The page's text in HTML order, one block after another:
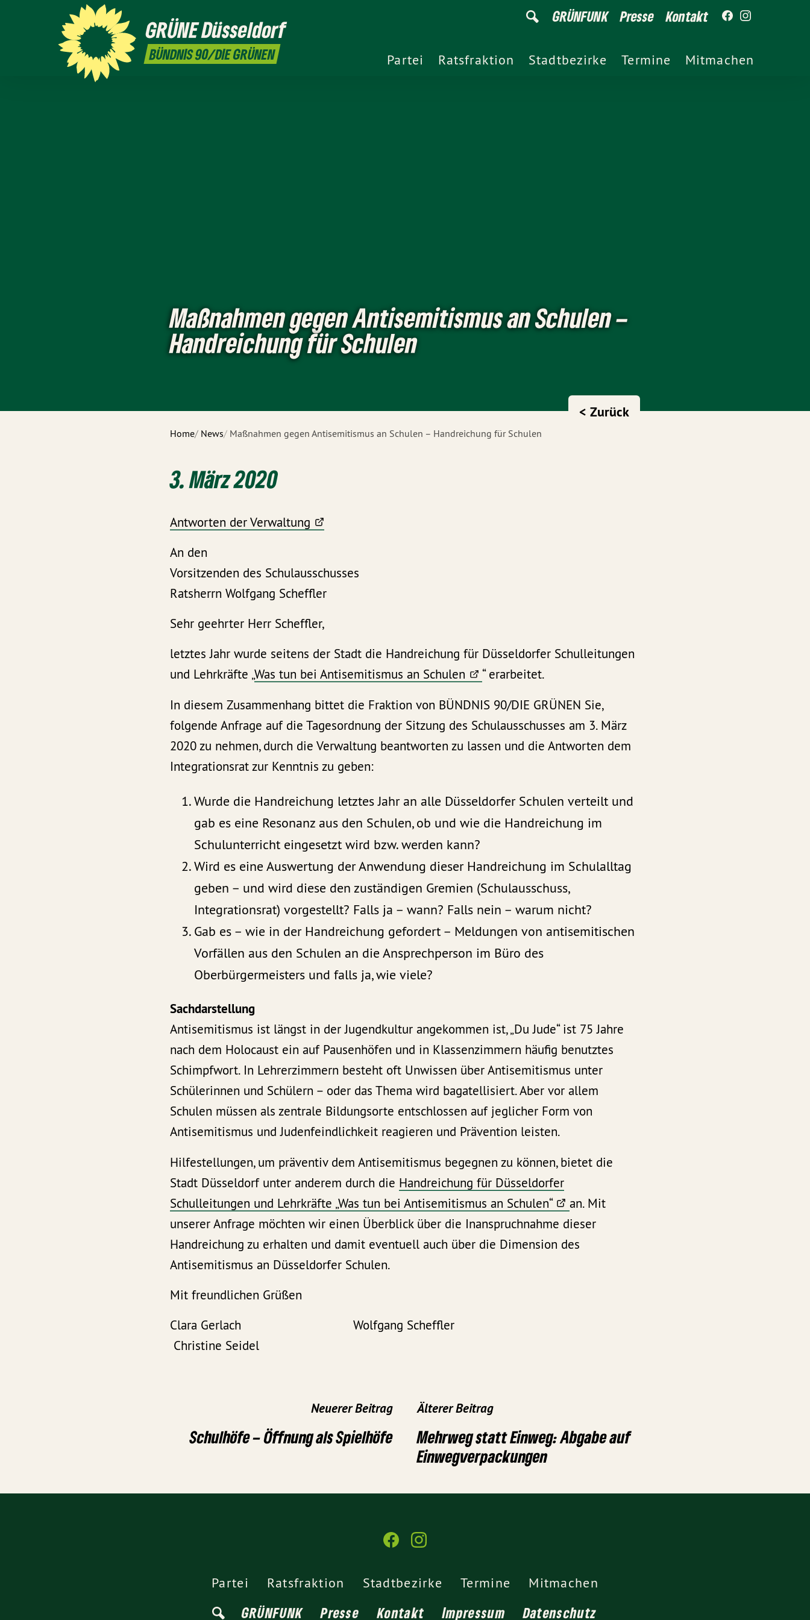
GRÜNEDüsseldorf
BÜNDNIS 90/DIE GRÜNEN
GRÜNFUNK Presse Kontakt
Partei Ratsfraktion Stadtbezirke Termine Mitmachen
Maßnahmen gegen Antisemitismus an Schulen –
Handreichung für Schulen
Home News Maßnahmen gegen Antisemitismus an Schulen – Handreichung für Schulen
< Zurück
3. März 2020
Antworten der Verwaltung
An den
Vorsitzenden des Schulausschusses
Ratsherrn Wolfgang Scheffler
Sehr geehrter Herr Scheffler,
letztes Jahr wurde seitens der Stadt die Handreichung für Düsseldorfer Schulleitungen
und Lehrkräfte „Was tun bei Antisemitismus an Schulen
“ erarbeitet.
In diesem Zusammenhang bittet die Fraktion von BÜNDNIS 90/DIE GRÜNEN Sie,
folgende Anfrage auf die Tagesordnung der Sitzung des Schulausschusses am 3. März
2020 zu nehmen, durch die Verwaltung beantworten zu lassen und die Antworten dem
Integrationsrat zur Kenntnis zu geben:
Wurde die Handreichung letztes Jahr an alle Düsseldorfer Schulen verteilt und
gab es eine Resonanz aus den Schulen, ob und wie die Handreichung im
Schulunterricht eingesetzt wird bzw. werden kann?
Wird es eine Auswertung der Anwendung dieser Handreichung im Schulalltag
geben – und wird diese den zuständigen Gremien (Schulausschuss,
Integrationsrat) vorgestellt? Falls ja – wann? Falls nein – warum nicht?
Gab es – wie in der Handreichung gefordert – Meldungen von antisemitischen
Vorfällen aus den Schulen an die Ansprechperson im Büro des
Oberbürgermeisters und falls ja, wie viele?
Sachdarstellung
Antisemitismus ist längst in der Jugendkultur angekommen ist, „Du Jude“ ist 75 Jahre
nach dem Holocaust ein auf Pausenhöfen und in Klassenzimmern häufig benutztes
Schimpfwort. In Lehrerzimmern besteht oft Unwissen über Antisemitismus unter
Schülerinnen und Schülern – oder das Thema wird bagatellisiert. Aber vor allem
Schulen müssen als zentrale Bildungsorte entschlossen auf jeglicher Form von
Antisemitismus und Judenfeindlichkeit reagieren und Prävention leisten.
Hilfestellungen, um präventiv dem Antisemitismus begegnen zu können, bietet die
Stadt Düsseldorf unter anderem durch die Handreichung für Düsseldorfer
Schulleitungen und Lehrkräfte „Was tun bei Antisemitismus an Schulen“
an. Mit
unserer Anfrage möchten wir einen Überblick über die Inanspruchnahme dieser
Handreichung zu erhalten und damit eventuell auch über die Dimension des
Antisemitismus an Düsseldorfer Schulen.
Mit freundlichen Grüßen
Clara Gerlach Wolfgang Scheffler
Christine Seidel
Neuerer Beitrag
Schulhöfe – Öffnung als Spielhöfe
Älterer Beitrag
Mehrweg statt Einweg: Abgabe auf
Einwegverpackungen
Partei Ratsfraktion Stadtbezirke Termine Mitmachen
GRÜNFUNK Presse Kontakt Impressum Datenschutz